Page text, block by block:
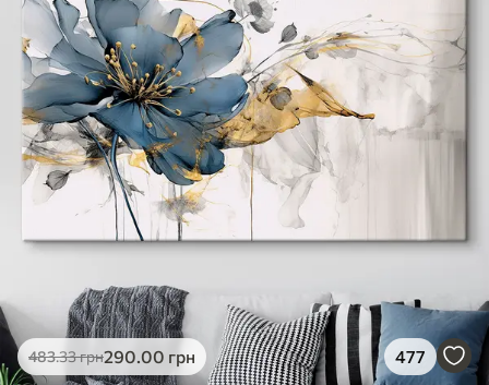
483.33грн290.00 грн 477